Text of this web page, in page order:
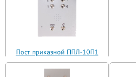
Пост приказной ППЛ-10П1
(ППЛ11-10)